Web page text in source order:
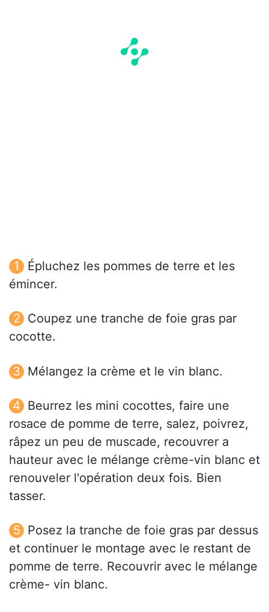
Épluchez les pommes de terre et les
émincer.
Coupez une tranche de foie gras par
cocotte.
Mélangez la crème et le vin blanc.
Beurrez les mini cocottes, faire une
rosace de pomme de terre, salez, poivrez,
râpez un peu de muscade, recouvrer a
hauteur avec le mélange crème-vin blanc et
renouveler l'opération deux fois. Bien
tasser.
Posez la tranche de foie gras par dessus
et continuer le montage avec le restant de
pomme de terre. Recouvrir avec le mélange
crème- vin blanc.